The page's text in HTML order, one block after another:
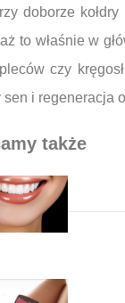
doborze
to właśnie w
czy
sen i regeneracja
także